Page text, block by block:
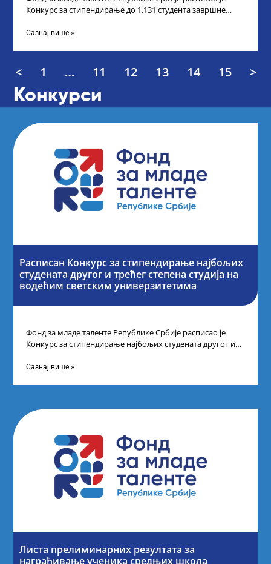
Конкурс за стипендирање до 1.131 студента завршне
Сазнај више »
< 1 … 11 12 13 14 15 >
Конкурси
Расписан Конкурс за стипендирање најбољих
студената другог и трећег степена студија на
водећим светским универзитетима
Фонд за младе таленте Републике Србије расписао је
Конкурс за стипендирање најбољих студената другог и
Сазнај више »
Листа прелиминарних резултата за
награђивање ученика средњих школа